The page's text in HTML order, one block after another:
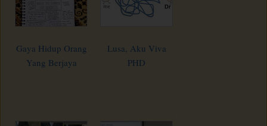
Gaya Hidup Orang
Yang Berjaya
Lusa, Aku Viva
PHD